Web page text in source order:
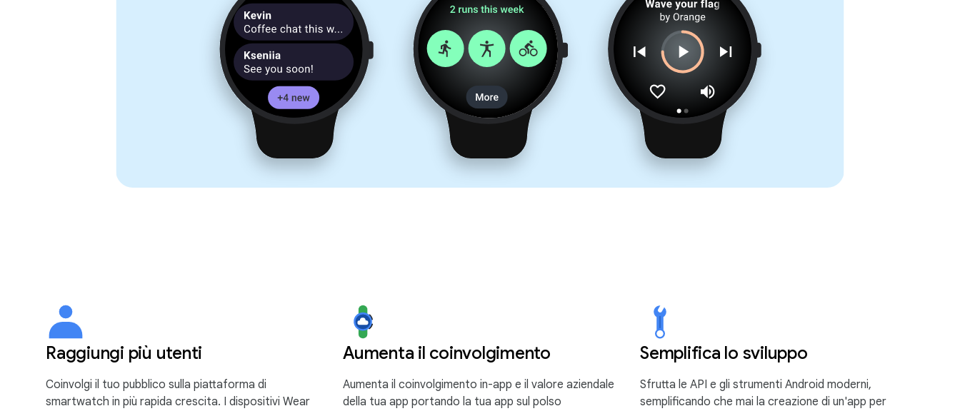
Raggiungi più utenti
Coinvolgi il tuo pubblico sulla piattaforma di
smartwatch in più rapida crescita. I dispositivi Wear
Aumenta il coinvolgimento
Aumenta il coinvolgimento in-app e il valore aziendale
della tua app portando la tua app sul polso
Semplifica lo sviluppo
Sfrutta le API e gli strumenti Android moderni,
semplificando che mai la creazione di un'app per